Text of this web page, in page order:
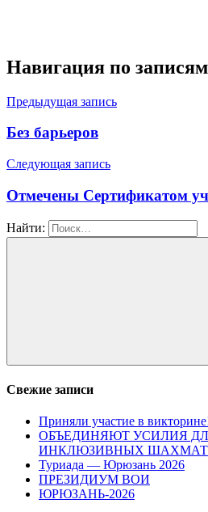
Навигация по записям
Предыдущая запись
Без барьеров
Следующая запись
Отмечены Сертификатом
Найти:
Свежие записи
Приняли участие в
ОБЪЕДИНЯЮТ УСИЛИЯ
ИНКЛЮЗИВНЫХ ШАХМАТ
Туриада — Юрюзань 2026
ПРЕЗИДИУМ ВОИ
ЮРЮЗАНЬ-2026